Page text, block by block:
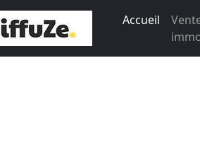
Accueil